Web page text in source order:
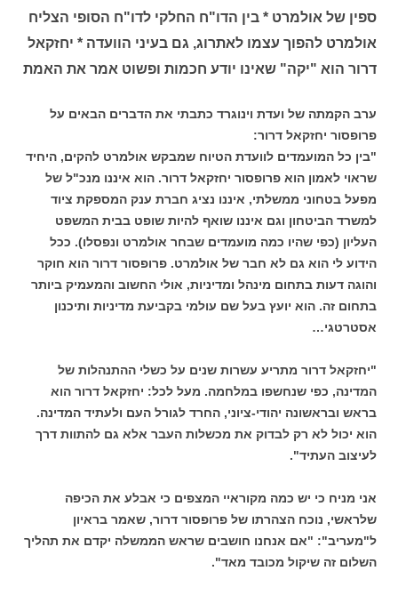
ספין של אולמרט * בין הדו"ח החלקי לדו"ח הסופי הצליח
אולמרט להפוך עצמו לאתרוג, גם בעיני הוועדה * יחזקאל
דרור הוא "יקה" שאינו יודע חכמות ופשוט אמר את האמת
ערב הקמתה של ועדת וינוגרד כתבתי את הדברים הבאים על
פרופסור יחזקאל דרור:
"בין כל המועמדים לוועדת הטיוח שמבקש אולמרט להקים, היחיד
שראוי לאמון הוא פרופסור יחזקאל דרור. הוא איננו מנכ"ל של
מפעל בטחוני ממשלתי, איננו נציג חברת ענק המספקת ציוד
למשרד הביטחון וגם איננו שואף להיות שופט בבית המשפט
העליון (כפי שהיו כמה מועמדים שבחר אולמרט ונפסלו). ככל
הידוע לי הוא גם לא חבר של אולמרט. פרופסור דרור הוא חוקר
והוגה דעות בתחום מינהל ומדיניות, אולי החשוב והמעמיק ביותר
בתחום זה. הוא יועץ בעל שם עולמי בקביעת מדיניות ותיכנון
אסטרטגי…
"יחזקאל דרור מתריע עשרות שנים על כשלי ההתנהלות של
המדינה, כפי שנחשפו במלחמה. מעל לכל: יחזקאל דרור הוא
בראש ובראשונה יהודי-ציוני, החרד לגורל העם ולעתיד המדינה.
הוא יכול לא רק לבדוק את מכשלות העבר אלא גם להתוות דרך
לעיצוב העתיד".
אני מניח כי יש כמה מקוראיי המצפים כי אבלע את הכיפה
שלראשי, נוכח הצהרתו של פרופסור דרור, שאמר בראיון
ל"מעריב": "אם אנחנו חושבים שראש הממשלה יקדם את תהליך
השלום זה שיקול מכובד מאד".